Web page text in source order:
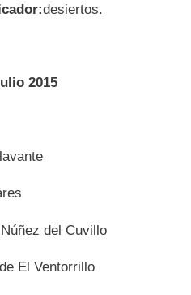
desiertos.
2015
del Cuvillo
El Ventorrillo